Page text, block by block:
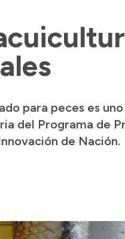
para peces es
del Programa de
de Nación.